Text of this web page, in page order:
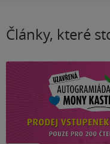
Články, které